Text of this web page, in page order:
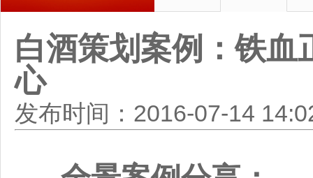
白酒策划案例：铁血
心
发布时间：2016-07-14